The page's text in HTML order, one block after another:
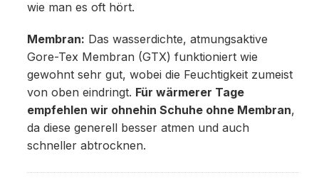
wie man es oft hört.
Membran: Das wasserdichte, atmungsaktive
Gore-Tex Membran (GTX) funktioniert wie
gewohnt sehr gut, wobei die Feuchtigkeit zumeist
von oben eindringt. Für wärmerer Tage
empfehlen wir ohnehin Schuhe ohne Membran,
da diese generell besser atmen und auch
schneller abtrocknen.